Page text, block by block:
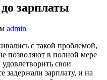
зарплаты
admin
с такой проблемой,
позволяют в полной мере
свои
задержали зарплату, и на